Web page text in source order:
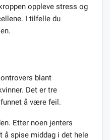
oppleve stress og
I tilfelle du
blant
Det er tre
å være feil.
Etter noen jenters
å spise middag i det hele